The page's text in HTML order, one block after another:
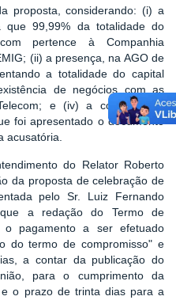
proposta, considerando: (i) a
que 99,99% da totalidade do
pertence à Companhia
(ii) a presença, na AGO de
a totalidade do capital
de negócios com as
e (iv) a correção da
foi apresentado o documento
acusatória.
do Relator Roberto
da proposta de celebração de
pelo Sr. Luiz Fernando
a redação do Termo de
o pagamento a ser efetuado
do termo de compromisso" e
a contar da publicação do
para o cumprimento da
o prazo de trinta dias para a